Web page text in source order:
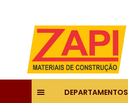
DEPARTAMENTOS